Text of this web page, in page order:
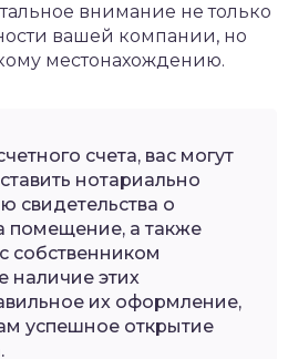
внимание не только
вашей компании, но
местонахождению.
счета, вас могут
нотариально
свидетельства о
помещение, а также
собственником
этих
их оформление,
успешное открытие